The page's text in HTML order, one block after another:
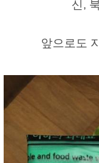
신,
앞으로도